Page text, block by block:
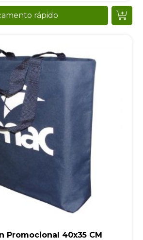
rápido
Promocional 40x35 CM